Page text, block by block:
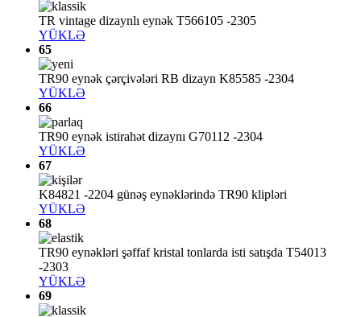
TR vintage dizaynlı eynək T566105 -2305
YÜKLƏ
65
TR90 eynək çərçivələri RB dizayn K85585 -2304
YÜKLƏ
66
TR90 eynək istirahət dizaynı G70112 -2304
YÜKLƏ
67
K84821 -2204 günəş eynəklərində TR90 klipləri
YÜKLƏ
68
TR90 eynəkləri şəffaf kristal tonlarda isti satışda T54013
-2303
YÜKLƏ
69